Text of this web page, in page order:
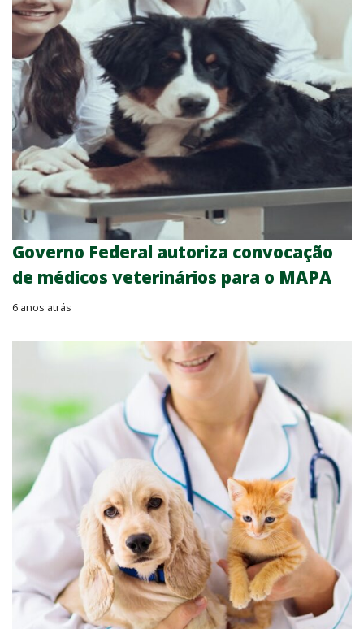
Governo Federal autoriza convocação
de médicos veterinários para o MAPA
6 anos atrás